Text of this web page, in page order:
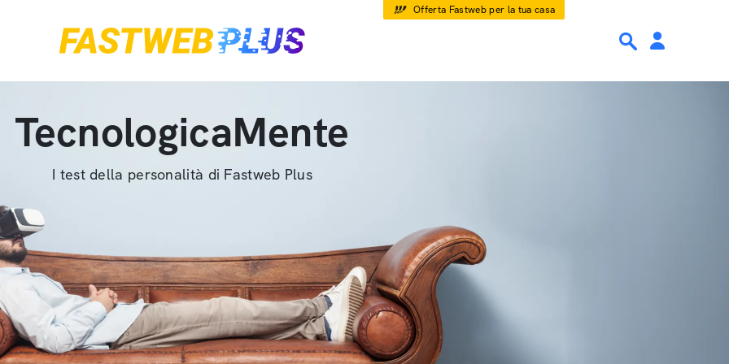
Offerta Fastweb per la tua casa
TecnologicaMente
I test della personalità di Fastweb Plus